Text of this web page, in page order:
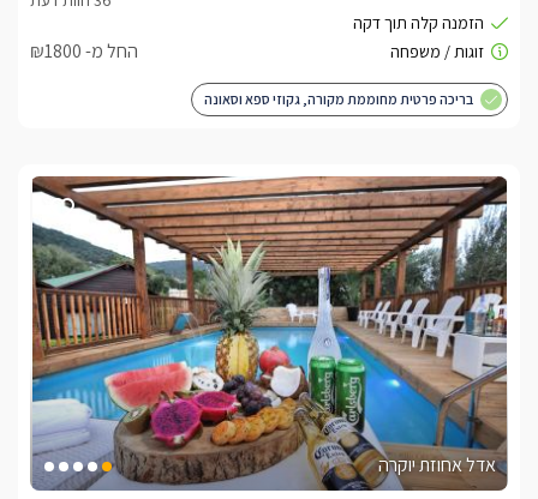
החל מ- ₪1800
בריכה פרטית מחוממת מקורה, גקוזי ספא וסאונה
אדל אחוזת יוקרה